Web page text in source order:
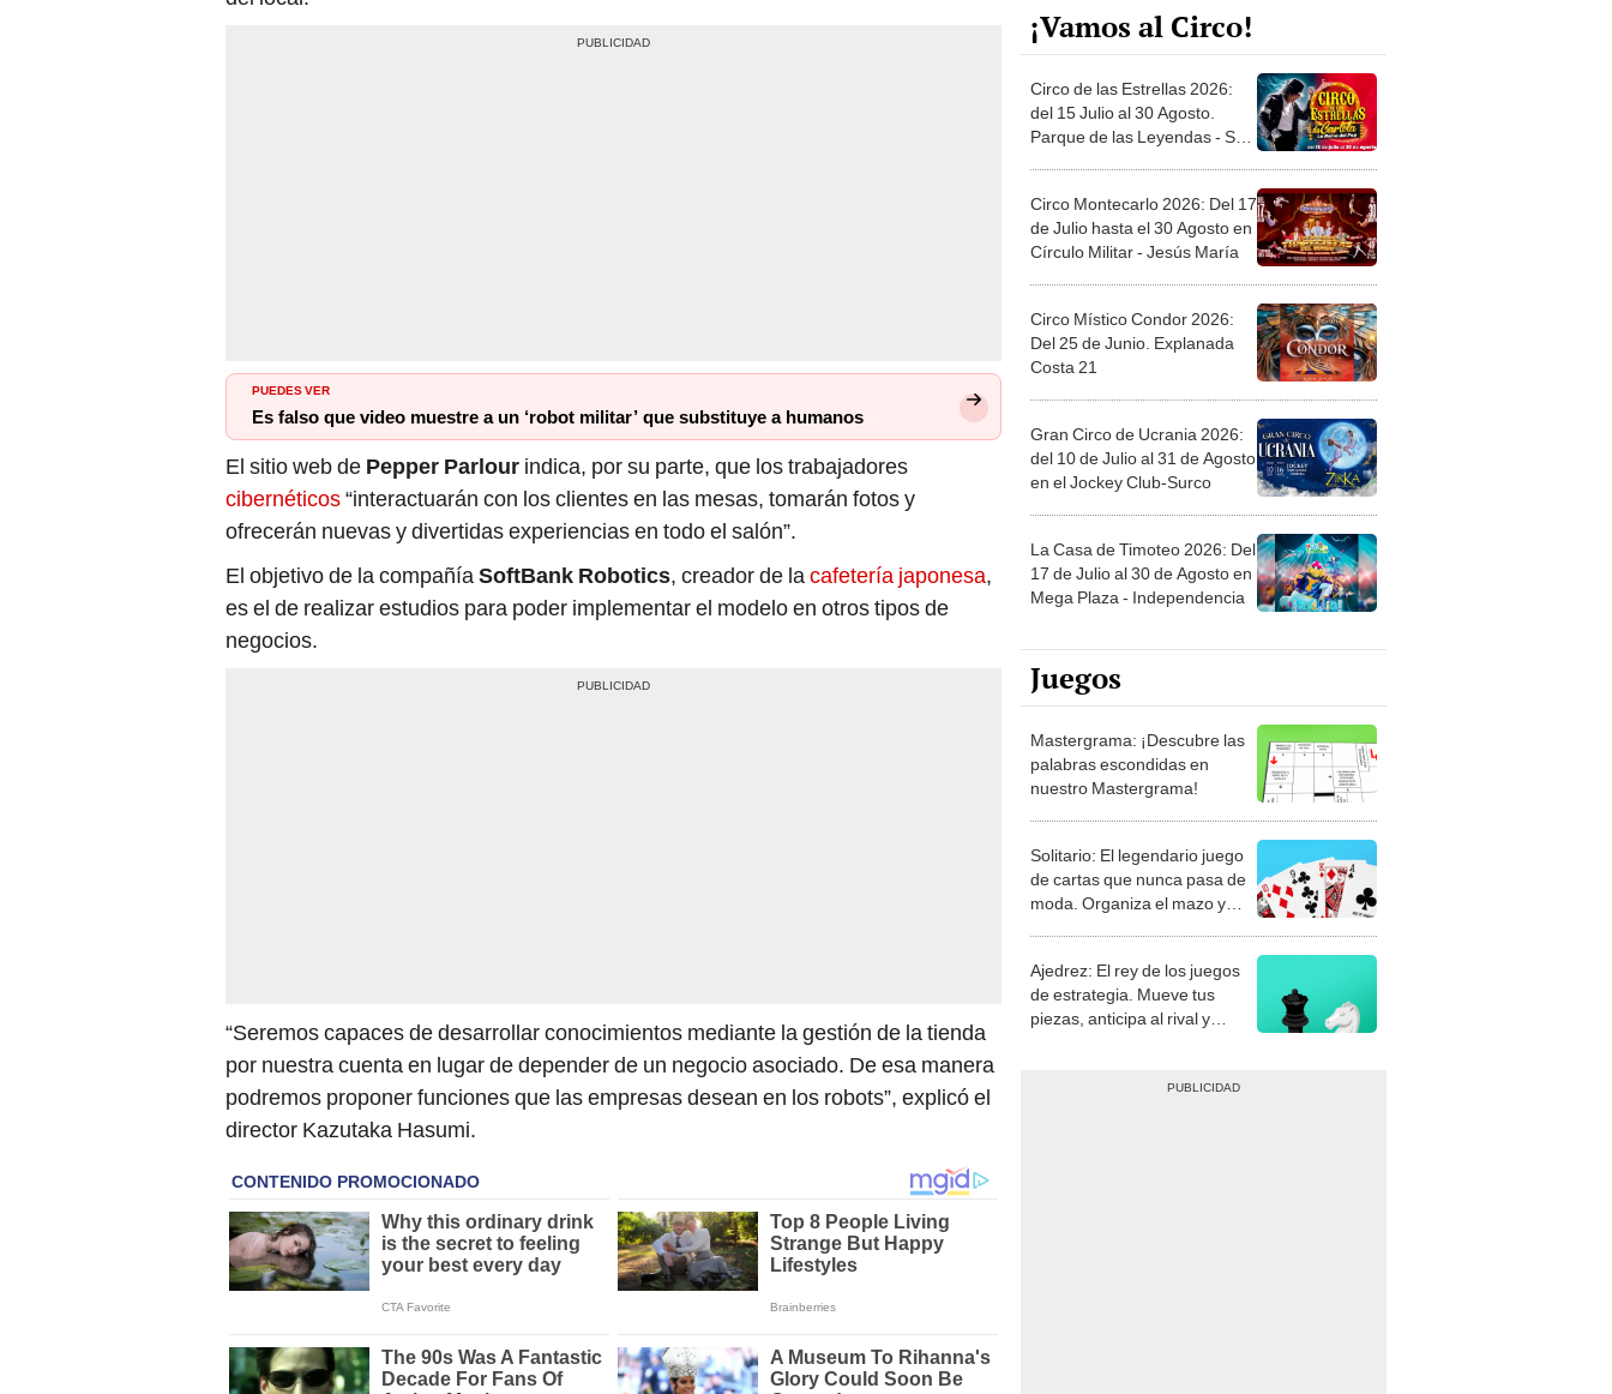
PUEDES VER
Es falso que video muestre a un ‘robot militar’ que substituye a humanos
El sitio web de Pepper Parlour indica, por su parte, que los trabajadores
cibernéticos “interactuarán con los clientes en las mesas, tomarán fotos y
ofrecerán nuevas y divertidas experiencias en todo el salón”.
El objetivo de la compañía SoftBank Robotics , creador de la cafetería japonesa
es el de realizar estudios para poder implementar el modelo en otros tipos de
negocios.
“Seremos capaces de desarrollar conocimientos mediante la gestión de la tienda
por nuestra cuenta en lugar de depender de un negocio asociado. De esa manera
podremos proponer funciones que las empresas desean en los robots”, explicó el
director Kazutaka Hasumi.
¡Vamos al Circo!
del 15 Julio al 30 Agosto.
Parque de las Leyendas - San
Miguel
de Julio hasta el 30 Agosto en
Círculo Militar - Jesús María
Del 25 de Junio. Explanada
Costa 21
del 10 de Julio al 31 de Agosto
en el Jockey Club-Surco
17 de Julio al 30 de Agosto en
Mega Plaza - Independencia
Juegos
palabras escondidas en
nuestro Mastergrama!
de cartas que nunca pasa de
moda. Organiza el mazo y
demuestra tu habilidad.
de estrategia. Mueve tus
piezas, anticipa al rival y
consigue el jaque mate.